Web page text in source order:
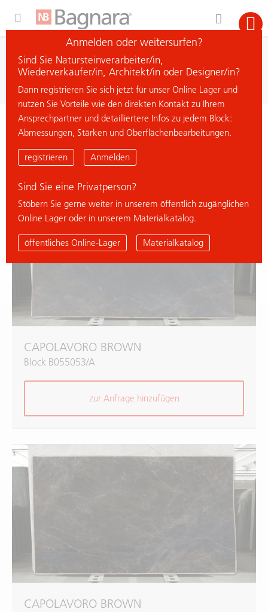
Material suchen
< zurück zur Übersicht
CAPOLAVORO BROWN
CAPOLAVORO BROWN
Block B055053/A
zur Anfrage hinzufügen
CAPOLAVORO BROWN
Anmelden oder weitersurfen?
Sind Sie Natursteinverarbeiter/in,
Wiederverkäufer/in, Architekt/in oder Designer/in?
Dann registrieren Sie sich jetzt für unser Online Lager und
nutzen Sie Vorteile wie den direkten Kontakt zu Ihrem
Ansprechpartner und detailliertere Infos zu jedem Block:
Abmessungen, Stärken und Oberflächenbearbeitungen.
registrieren Anmelden
Sind Sie eine Privatperson?
Stöbern Sie gerne weiter in unserem öffentlich zugänglichen
Online Lager oder in unserem Materialkatalog.
öffentliches Online-Lager Materialkatalog